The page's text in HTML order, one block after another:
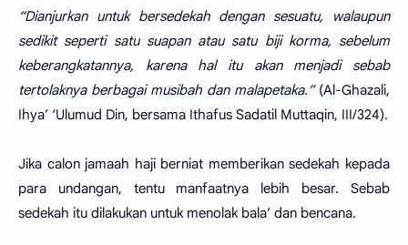
“Dianjurkan untuk bersedekah dengan sesuatu, walaupun
sedikit seperti satu suapan atau satu biji korma, sebelum
keberangkatannya, karena hal itu akan menjadi sebab
tertolaknya berbagai musibah dan malapetaka.”(Al-Ghazali,
Ihya’ ‘Ulumud Din, bersama Ithafus Sadatil Muttaqin, III/324).
Jika calon jamaah haji berniat memberikan sedekah kepada
para undangan, tentu manfaatnya lebih besar. Sebab
sedekah itu dilakukan untuk menolak bala’ dan bencana.